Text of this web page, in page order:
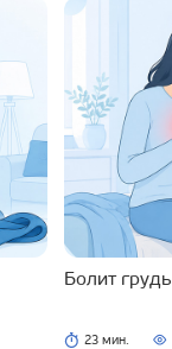
Болит
23 мин.